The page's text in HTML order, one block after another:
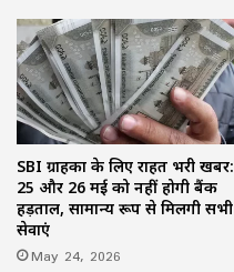
SBI ग्राहकों के लिए राहत भरी खबर:
25 और 26 मई को नहीं होगी बैंक
हड़ताल, सामान्य रूप से मिलेंगी सभी
सेवाएं
May 24, 2026